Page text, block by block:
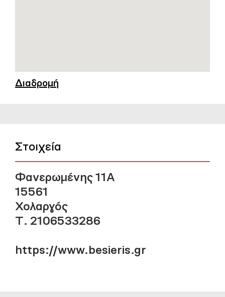
Διαδρομή
Στοιχεία
Φανερωμένης 11Α
15561
Χολαργός
Τ. 2106533286
https://www.besieris.gr